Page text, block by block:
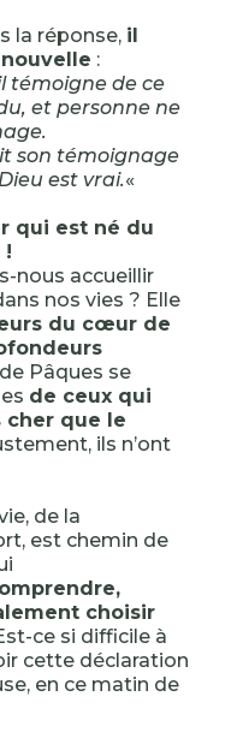
la réponse, il
:
témoigne de ce
et personne ne
son témoignage
est vrai.«
qui est né du
!
nous accueillir
nos vies ? Elle
du cœur de
Pâques se
de ceux qui
cher que le
ils n’ont
de la
est chemin de
choisir
ce si difficile à
cette déclaration
en ce matin de